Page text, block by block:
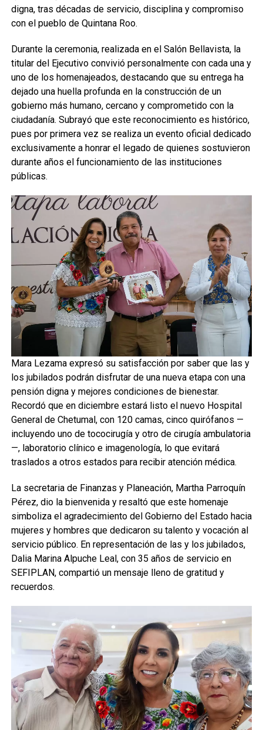
digna, tras décadas de servicio, disciplina y compromiso
con el pueblo de Quintana Roo.
Durante la ceremonia, realizada en el Salón Bellavista, la
titular del Ejecutivo convivió personalmente con cada una y
uno de los homenajeados, destacando que su entrega ha
dejado una huella profunda en la construcción de un
gobierno más humano, cercano y comprometido con la
ciudadanía. Subrayó que este reconocimiento es histórico,
pues por primera vez se realiza un evento oficial dedicado
exclusivamente a honrar el legado de quienes sostuvieron
durante años el funcionamiento de las instituciones
públicas.
Mara Lezama expresó su satisfacción por saber que las y
los jubilados podrán disfrutar de una nueva etapa con una
pensión digna y mejores condiciones de bienestar.
Recordó que en diciembre estará listo el nuevo Hospital
General de Chetumal, con 120 camas, cinco quirófanos —
incluyendo uno de tococirugía y otro de cirugía ambulatoria
—, laboratorio clínico e imagenología, lo que evitará
traslados a otros estados para recibir atención médica.
La secretaria de Finanzas y Planeación, Martha Parroquín
Pérez, dio la bienvenida y resaltó que este homenaje
simboliza el agradecimiento del Gobierno del Estado hacia
mujeres y hombres que dedicaron su talento y vocación al
servicio público. En representación de las y los jubilados,
Dalia Marina Alpuche Leal, con 35 años de servicio en
SEFIPLAN, compartió un mensaje lleno de gratitud y
recuerdos.